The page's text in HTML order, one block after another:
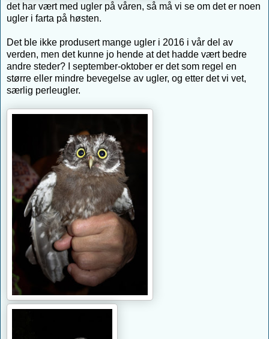
det har vært med ugler på våren, så må vi se om det er noen
ugler i farta på høsten.
Det ble ikke produsert mange ugler i 2016 i vår del av
verden, men det kunne jo hende at det hadde vært bedre
andre steder? I september-oktober er det som regel en
større eller mindre bevegelse av ugler, og etter det vi vet,
særlig perleugler.